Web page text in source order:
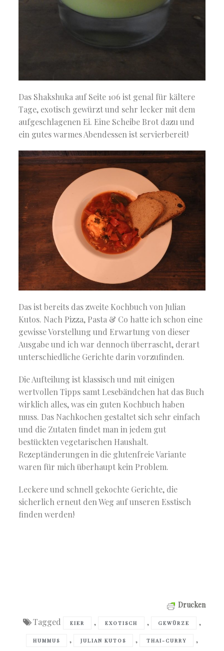
Das Shakshuka auf Seite 106 ist genal für kältere
Tage, exotisch gewürzt und sehr lecker mit dem
aufgeschlagenen Ei. Eine Scheibe Brot dazu und
ein gutes warmes Abendessen ist servierbereit!
Das ist bereits das zweite Kochbuch von Julian
Kutos. Nach Pizza, Pasta & Co hatte ich schon eine
gewisse Vorstellung und Erwartung von dieser
Ausgabe und ich war dennoch überrascht, derart
unterschiedliche Gerichte darin vorzufinden.
Die Aufteilung ist klassisch und mit einigen
wertvollen Tipps samt Lesebändchen hat das Buch
wirklich alles, was ein guten Kochbuch haben
muss. Das Nachkochen gestaltet sich sehr einfach
und die Zutaten findet man in jedem gut
bestückten vegetarischen Haushalt.
Rezeptänderungen in die glutenfreie Variante
waren für mich überhaupt kein Problem.
Leckere und schnell gekochte Gerichte, die
sicherlich erneut den Weg auf unseren Esstisch
finden werden!
Drucken
Tagged EIER , EXOTISCH , GEWÜRZE ,
HUMMUS , JULIAN KUTOS , THAI-CURRY ,